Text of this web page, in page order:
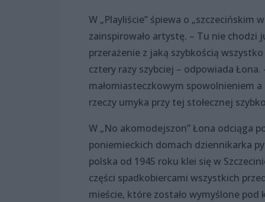
W „Playliście” śpiewa o „szczecińskim
zainspirowało artystę. – Tu nie chodzi
przerażenie z jaką szybkością
cztery razy szybciej – odpowiada
małomiasteczkowym spowolnieniem
rzeczy umyka przy tej stołecznej
W „No akomodejszon” Łona odciąga
poniemieckich domach dziennikarka
polska od 1945 roku klei się w
części spadkobiercami wszystkich
mieście, które zostało wymyślone pod